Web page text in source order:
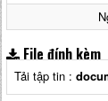
File đính kèm
Tải tập tin :